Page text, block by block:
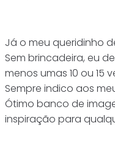
Já o meu queridinho
Sem brincadeira, eu
menos umas 10 ou 15
Sempre indico aos
Ótimo banco de
inspiração para